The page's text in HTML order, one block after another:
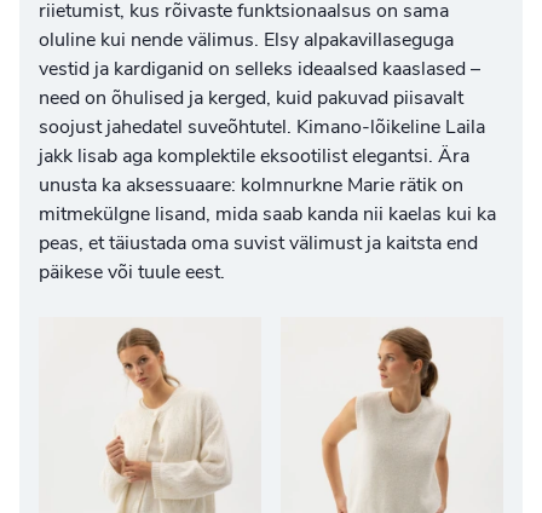
riietumist, kus rõivaste funktsionaalsus on sama
oluline kui nende välimus. Elsy alpakavillaseguga
vestid ja kardiganid on selleks ideaalsed kaaslased –
need on õhulised ja kerged, kuid pakuvad piisavalt
soojust jahedatel suveõhtutel. Kimano-lõikeline Laila
jakk lisab aga komplektile eksootilist elegantsi. Ära
unusta ka aksessuaare: kolmnurkne Marie rätik on
mitmekülgne lisand, mida saab kanda nii kaelas kui ka
peas, et täiustada oma suvist välimust ja kaitsta end
päikese või tuule eest.